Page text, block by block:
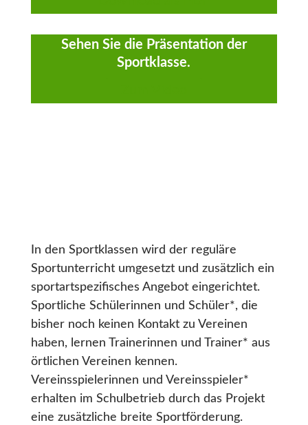
Sehen Sie die Präsentation der
Sportklasse.
In den Sportklassen wird der reguläre
Sportunterricht umgesetzt und zusätzlich ein
sportartspezifisches Angebot eingerichtet.
Sportliche Schülerinnen und Schüler*, die
bisher noch keinen Kontakt zu Vereinen
haben, lernen Trainerinnen und Trainer* aus
örtlichen Vereinen kennen.
Vereinsspielerinnen und Vereinsspieler*
erhalten im Schulbetrieb durch das Projekt
eine zusätzliche breite Sportförderung.